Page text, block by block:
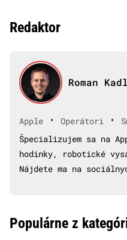
Redaktor
Roman
Apple • Operátori •
Špecializujem sa na
hodinky, robotické
Nájdete ma na
Populárne z